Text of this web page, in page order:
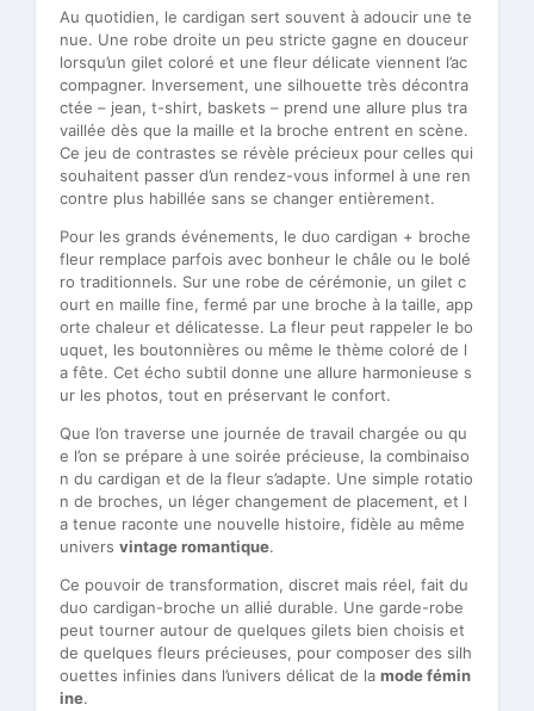
Au quotidien, le cardigan sert souvent à adoucir une te
nue. Une robe droite un peu stricte gagne en douceur
lorsqu’un gilet coloré et une fleur délicate viennent l’ac
compagner. Inversement, une silhouette très décontra
ctée – jean, t-shirt, baskets – prend une allure plus tra
vaillée dès que la maille et la broche entrent en scène.
Ce jeu de contrastes se révèle précieux pour celles qui
souhaitent passer d’un rendez-vous informel à une ren
contre plus habillée sans se changer entièrement.
Pour les grands événements, le duo cardigan + broche
fleur remplace parfois avec bonheur le châle ou le bolé
ro traditionnels. Sur une robe de cérémonie, un gilet c
ourt en maille fine, fermé par une broche à la taille, app
orte chaleur et délicatesse. La fleur peut rappeler le bo
uquet, les boutonnières ou même le thème coloré de l
a fête. Cet écho subtil donne une allure harmonieuse s
ur les photos, tout en préservant le confort.
Que l’on traverse une journée de travail chargée ou qu
e l’on se prépare à une soirée précieuse, la combinaiso
n du cardigan et de la fleur s’adapte. Une simple rotatio
n de broches, un léger changement de placement, et l
a tenue raconte une nouvelle histoire, fidèle au même
univers vintage romantique.
Ce pouvoir de transformation, discret mais réel, fait du
duo cardigan-broche un allié durable. Une garde-robe
peut tourner autour de quelques gilets bien choisis et
de quelques fleurs précieuses, pour composer des silh
ouettes infinies dans l’univers délicat de la mode fémin
ine.